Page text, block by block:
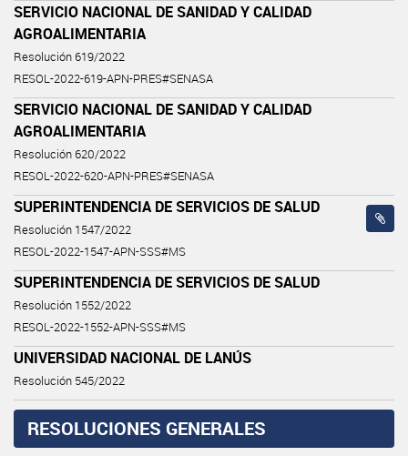
SERVICIO NACIONAL DE SANIDAD Y CALIDAD
AGROALIMENTARIA
Resolución 619/2022
RESOL-2022-619-APN-PRES#SENASA
SERVICIO NACIONAL DE SANIDAD Y CALIDAD
AGROALIMENTARIA
Resolución 620/2022
RESOL-2022-620-APN-PRES#SENASA
SUPERINTENDENCIA DE SERVICIOS DE SALUD
Resolución 1547/2022
RESOL-2022-1547-APN-SSS#MS
SUPERINTENDENCIA DE SERVICIOS DE SALUD
Resolución 1552/2022
RESOL-2022-1552-APN-SSS#MS
UNIVERSIDAD NACIONAL DE LANÚS
Resolución 545/2022
RESOLUCIONES GENERALES